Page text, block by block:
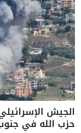
الجيش
حزب الله في